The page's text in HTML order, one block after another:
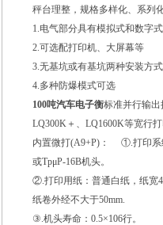
秤台理整，规格多样化、系列
1.电气部分具有模拟式和数字
2.可选配打印机、大屏幕等
3.无基坑或有基坑两种安装方
4.多种防爆模式可选
100吨汽车电子衡标准并行输
LQ300K＋、LQ1600K等宽行
内置微打(A9+P)： ①.打印系
或TpμP-16B机头。
②.打印用纸：普通白纸，纸宽
纸卷外经不大于50mm.
③.机头寿命：0.5×106行。